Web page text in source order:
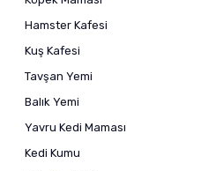
Hamster Kafesi
Kuş Kafesi
Tavşan Yemi
Balık Yemi
Yavru Kedi Maması
Kedi Kumu